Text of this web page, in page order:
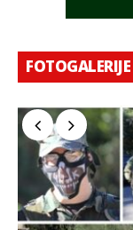
FOTOGALERIJE